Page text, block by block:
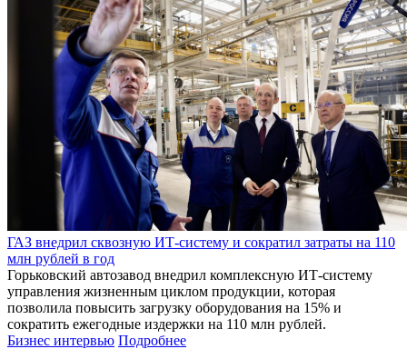
ГАЗ внедрил сквозную ИТ-систему и сократил затраты на 110
млн рублей в год
Горьковский автозавод внедрил комплексную ИТ-систему
управления жизненным циклом продукции, которая
позволила повысить загрузку оборудования на 15% и
сократить ежегодные издержки на 110 млн рублей.
Бизнес интервью Подробнее